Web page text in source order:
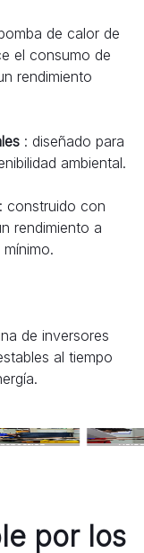
de calor de
el consumo de
rendimiento
: diseñado para
ambiental.
: construido con
rendimiento a
de inversores
al tiempo
por los